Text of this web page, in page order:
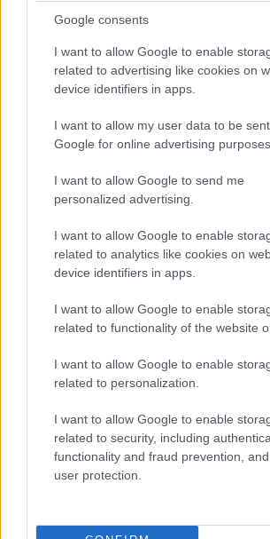
Google consents
I want to allow Google to enable
related to advertising like cookies on
device identifiers in apps.
I want to allow my user data to be
Google for online advertising purposes.
I want to allow Google to send me
personalized advertising.
I want to allow Google to enable
related to analytics like cookies on
device identifiers in apps.
I want to allow Google to enable
related to functionality of the website
I want to allow Google to enable
related to personalization.
I want to allow Google to enable
related to security, including
functionality and fraud prevention,
user protection.
váltóhibára panaszkodott mindkét pilóta.
autójában szintén cserélték az alkatrészt.)
Bulljába a Bahreini Nagydíjon és pénteken
sebességváltó került vissza, büntetés így
viszont érdemes emlékezni rá, ez a
első két edzésen, akkor, mikor a holland a
panaszkodott.
kicserélte Verstappen autóján, beleértve a
parc fermére vonatkozó szabályok ezt
További fotók a dúsgazdagok